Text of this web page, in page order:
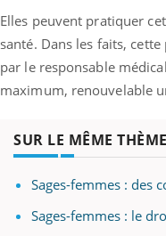
Elles peuvent pratiquer
santé. Dans les faits,
par le responsable
maximum, renouvelable
SUR LE MÊME THÈME
Sages-femmes : des
Sages-femmes : le